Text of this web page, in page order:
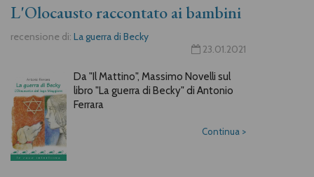
L'Olocausto raccontato ai bambini
recensione di: La guerra di Becky
23.01.2021
Da "Il Mattino", Massimo Novelli sul
libro "La guerra di Becky" di Antonio
Ferrara
Continua >